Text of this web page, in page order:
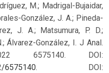
M.; Madrigal-Bujaidar,
González, J. A.; Pineda-
J. A.; Matsumura, P. D.;
Álvarez-González, I. J Anal.
6575140. DOI:
6575140.
DOI: